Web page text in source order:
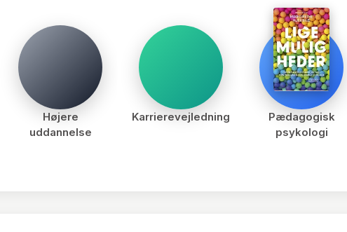
Højere
uddannelse
Karrierevejledning
Pædagogisk
psykologi